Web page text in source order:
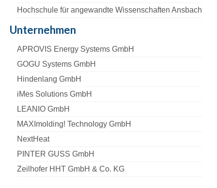
Hochschule für angewandte Wissenschaften Ansbach
Unternehmen
APROVIS Energy Systems GmbH
GOGU Systems GmbH
Hindenlang GmbH
iMes Solutions GmbH
LEANIO GmbH
MAXImolding! Technology GmbH
NextHeat
PINTER GUSS GmbH
Zeilhofer HHT GmbH & Co. KG